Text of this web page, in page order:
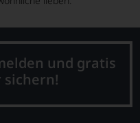
und gratis
sichern!